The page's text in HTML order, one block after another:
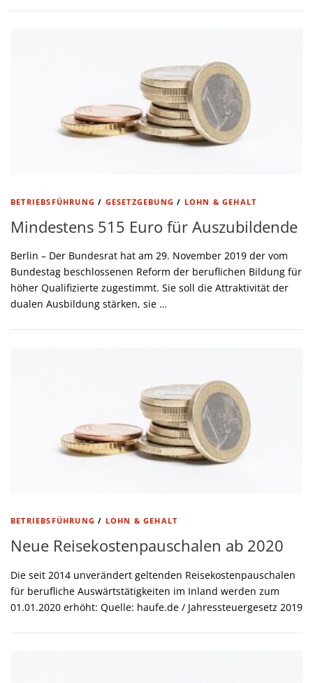
BETRIEBSFÜHRUNG / GESETZGEBUNG / LOHN & GEHALT
Mindestens 515 Euro für Auszubildende
Berlin – Der Bundesrat hat am 29. November 2019 der vom
Bundestag beschlossenen Reform der beruflichen Bildung für
höher Qualifizierte zugestimmt. Sie soll die Attraktivität der
dualen Ausbildung stärken, sie …
BETRIEBSFÜHRUNG / LOHN & GEHALT
Neue Reisekostenpauschalen ab 2020
Die seit 2014 unverändert geltenden Reisekostenpauschalen
für berufliche Auswärtstätigkeiten im Inland werden zum
01.01.2020 erhöht: Quelle: haufe.de / Jahressteuergesetz 2019